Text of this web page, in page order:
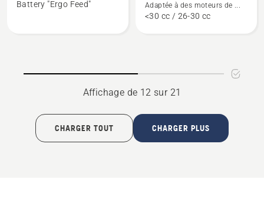
surBattery "Ergo Feed"
sur
Trimmer
Rapid
Replace
Adaptée à des moteurs de ...
<30 cc / 26-30 cc
Affichage de 12 sur 21
CHARGER TOUT CHARGER PLUS